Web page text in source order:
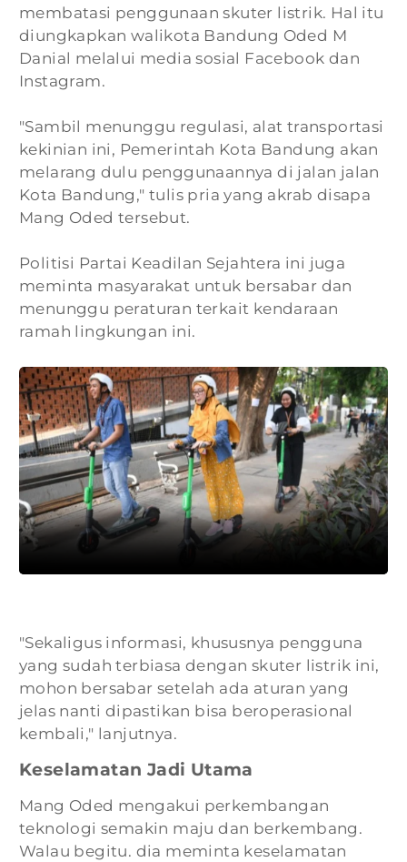
membatasi penggunaan skuter listrik. Hal itu
diungkapkan walikota Bandung Oded M
Danial melalui media sosial Facebook dan
Instagram.
"Sambil menunggu regulasi, alat transportasi
kekinian ini, Pemerintah Kota Bandung akan
melarang dulu penggunaannya di jalan jalan
Kota Bandung," tulis pria yang akrab disapa
Mang Oded tersebut.
Politisi Partai Keadilan Sejahtera ini juga
meminta masyarakat untuk bersabar dan
menunggu peraturan terkait kendaraan
ramah lingkungan ini.
"Sekaligus informasi, khususnya pengguna
yang sudah terbiasa dengan skuter listrik ini,
mohon bersabar setelah ada aturan yang
jelas nanti dipastikan bisa beroperasional
kembali," lanjutnya.
Keselamatan Jadi Utama
Mang Oded mengakui perkembangan
teknologi semakin maju dan berkembang.
Walau begitu. dia meminta keselamatan